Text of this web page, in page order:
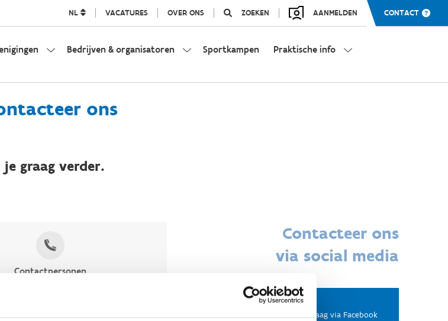
NL VACATURES OVER ONS ZOEKEN AANMELDEN CONTACT
Bedrijven & organisatoren Sportkampen Praktische info
ons
graag verder.
Contactpersonen
Contacteer ons
via social media
Facebook
Stel ons een vraag via Facebook